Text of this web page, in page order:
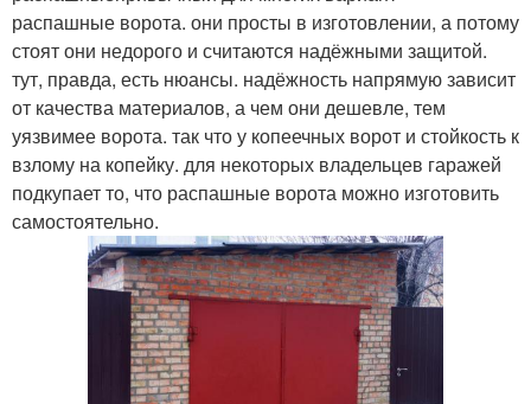
распашные ворота. они просты в изготовлении, а потому
стоят они недорого и считаются надёжными защитой.
тут, правда, есть нюансы. надёжность напрямую зависит
от качества материалов, а чем они дешевле, тем
уязвимее ворота. так что у копеечных ворот и стойкость к
взлому на копейку. для некоторых владельцев гаражей
подкупает то, что распашные ворота можно изготовить
самостоятельно.